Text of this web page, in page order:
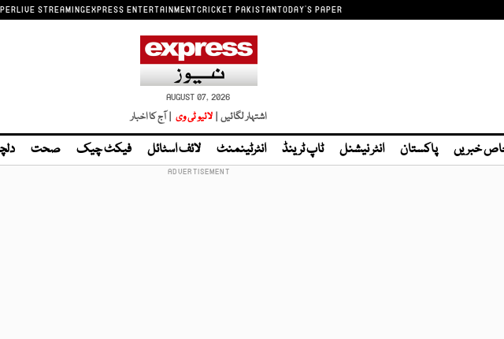
LIVE STREAMINGEXPRESS ENTERTAINMENTCRICKET PAKISTANTODAY'S PAPER
AUGUST 07, 2026
اشتہار لگائیں | لائیو ٹی وی | آج کا اخبار
خبریں پاکستان انٹر نیشنل ٹاپ ٹرینڈ انٹرٹینمنٹ لائف اسٹائل فیکٹ چیک صحت